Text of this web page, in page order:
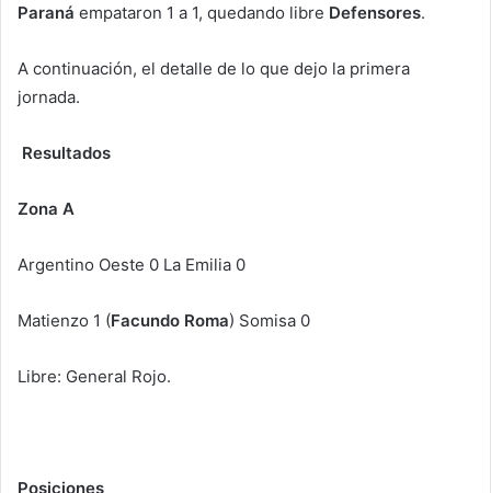
Paraná empataron 1 a 1, quedando libre Defensores.
A continuación, el detalle de lo que dejo la primera
jornada.
Resultados
Zona A
Argentino Oeste 0 La Emilia 0
Matienzo 1 (Facundo Roma) Somisa 0
Libre: General Rojo.
Posiciones